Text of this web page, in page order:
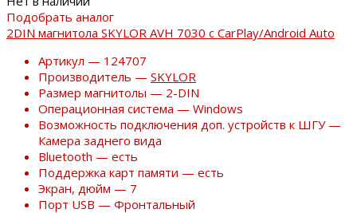
Подобрать аналог
2DIN магнитола SKYLOR AVH 7030 с CarPlay/Android Auto
Артикул — 124707
Производитель — SKYLOR
Размер магнитолы — 2-DIN
Операционная система — Windows
Возможность подключения доп. устройств к ШГУ —
Камера заднего вида
Bluetooth — есть
Поддержка карт памяти — есть
Экран, дюйм — 7
Порт USB — Фронтальный